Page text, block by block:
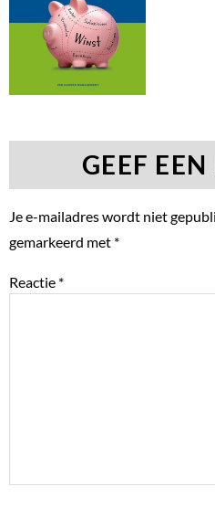
GEEF
Je e-mailadres wordt niet
gemarkeerd met *
Reactie *